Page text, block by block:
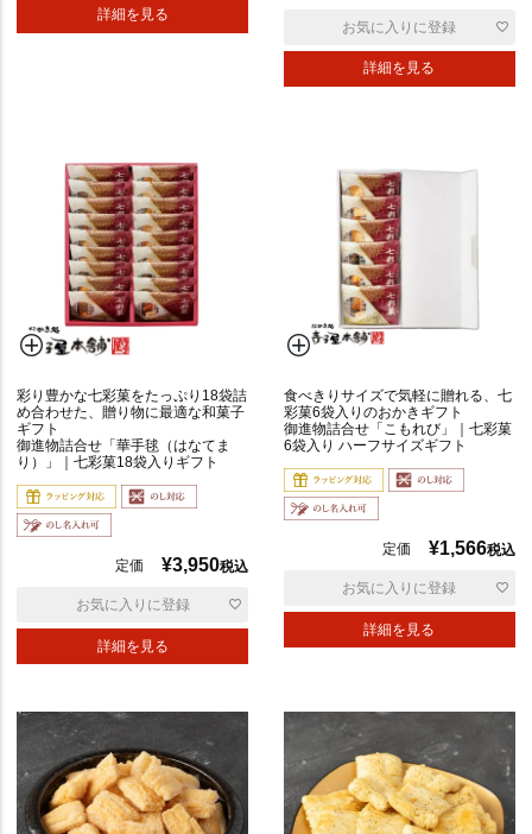
詳細を見る
詳細を見る
お気に入りに登録
彩り豊かな七彩菓をたっぷり18袋詰
め合わせた、贈り物に最適な和菓子
ギフト
御進物詰合せ「華手毬（はなてま
り）」｜七彩菓18袋入りギフト
定価 ¥3,950税込
詳細を見る
お気に入りに登録
食べきりサイズで気軽に贈れる、七
彩菓6袋入りのおかきギフト
御進物詰合せ「こもれび」｜七彩菓
6袋入り ハーフサイズギフト
定価 ¥1,566税込
詳細を見る
お気に入りに登録